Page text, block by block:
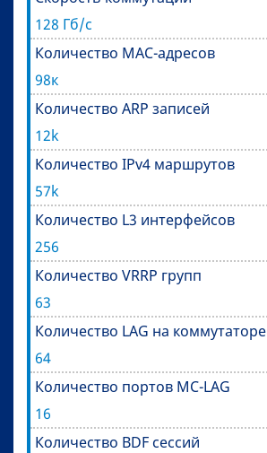
128 Гб/с
Количество MAC-адресов
98к
Количество ARP записей
12k
Количество IPv4 маршрутов
57k
Количество L3 интерфейсов
256
Количество VRRP групп
63
Количество LAG на коммутаторе
64
Количество портов MC-LAG
16
Количество BDF сессий